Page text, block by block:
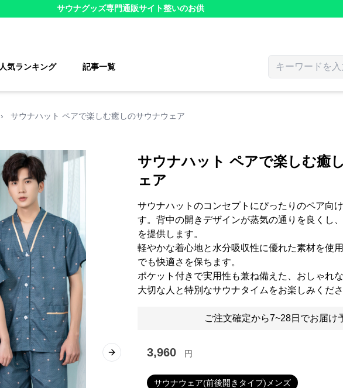
サウナグッズ専門通販サイト整いのお供
人気ランキング 記事一覧
› サウナハット ペアで楽しむ癒しのサウナウェア
Next slide
サウナハット ペアで楽しむ癒
ェア
サウナハットのコンセプトにぴったりのペア向
す。背中の開きデザインが蒸気の通りを良くし
を提供します。
軽やかな着心地と水分吸収性に優れた素材を使
でも快適さを保ちます。
ポケット付きで実用性も兼ね備えた、おしゃれ
大切な人と特別なサウナタイムをお楽しみくださ
ご注文確定から7~28日でお届け
3,960 円
サウナウェア(前後開きタイプ)メンズ